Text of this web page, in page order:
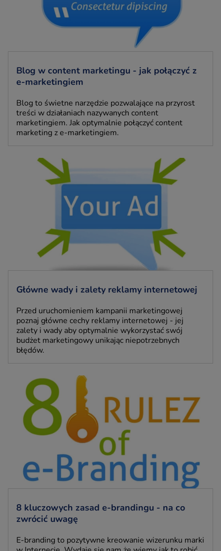
Blog w content marketingu - jak połączyć z
e-marketingiem
Blog to świetne narzędzie pozwalające na przyrost
treści w działaniach nazywanych content
marketingiem. Jak optymalnie połączyć content
marketing z e-marketingiem.
Główne wady i zalety reklamy internetowej
Przed uruchomieniem kampanii marketingowej
poznaj główne cechy reklamy internetowej - jej
zalety i wady aby optymalnie wykorzystać swój
budżet marketingowy unikając niepotrzebnych
błędów.
8 kluczowych zasad e-brandingu - na co
zwrócić uwagę
E-branding to pozytywne kreowanie wizerunku marki